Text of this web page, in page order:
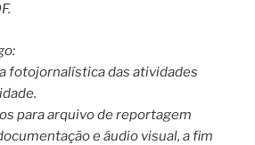
fotojornalística das atividades
para arquivo de reportagem
e áudio visual, a fim